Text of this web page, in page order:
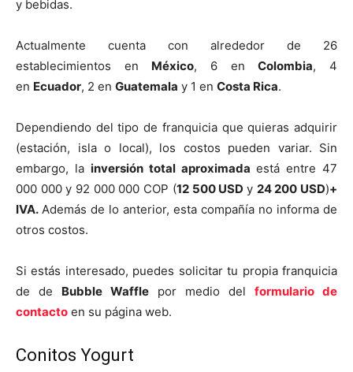
y bebidas.
Actualmente cuenta con alrededor de 26
establecimientos en México, 6 enColombia, 4
en Ecuador, 2 en Guatemala y 1 en Costa Rica.
Dependiendo del tipo de franquicia que quieras adquirir
(estación, isla o local), los costos pueden variar. Sin
embargo, la inversión total aproximada está entre 47
000 000 y 92 000 000 COP (12 500 USD y 24 200 USD)+
IVA. Además de lo anterior, esta compañía no informa de
otros costos.
Si estás interesado, puedes solicitar tu propia franquicia
de de Bubble Waffle por medio del formulario de
contacto en su página web.
Conitos Yogurt